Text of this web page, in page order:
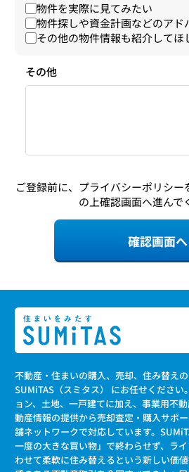
物件を実際に見てみたい
物件探しや資金計画などのアド
その他の物件情報も紹介してほ
その他
ご登録前に、 プライバシーポリシー
の上確認画面へ進んで
確認画面へ
不動産・住まいの購入、売却、住み替え
SUMiTAS（スミタス） にお任せください
ョン、土地、一戸建てに加え、事業用不
動産情報の提供から売却査定・購入サポ
舗ネットワークで対応しています。
一度の大きな買い物」で終わらせず、ラ
わせて柔軟に住み替えるという新しい価